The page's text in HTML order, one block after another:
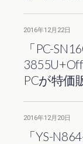
2016年12月22日
「PC-
PCが特価
2016年12月20日
「YS-